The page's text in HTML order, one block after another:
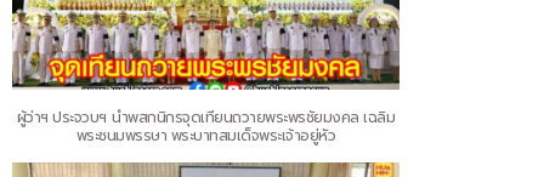
ผู้ว่าฯ ประจวบฯ นำพสกนิกรจุดเทียนถวายพระพรชัยมงคล เฉลิม
พระชนมพรรษา พระบาทสมเด็จพระเจ้าอยู่หัว